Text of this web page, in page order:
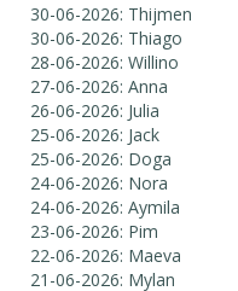
30-06-2026: Thijmen
30-06-2026: Thiago
28-06-2026: Willino
27-06-2026: Anna
26-06-2026: Julia
25-06-2026: Jack
25-06-2026: Doga
24-06-2026: Nora
24-06-2026: Aymila
23-06-2026: Pim
22-06-2026: Maeva
21-06-2026: Mylan